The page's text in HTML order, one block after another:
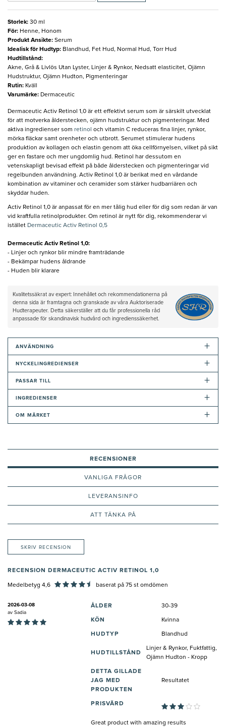
Storlek: 30 ml
För: Henne, Honom
Produkt Ansikte: Serum
Idealisk för Hudtyp: Blandhud, Fet Hud, Normal Hud, Torr Hud
Hudtillstånd:
Akne, Grå & Livlös Utan Lyster, Linjer & Rynkor, Nedsatt elasticitet, Ojämn
Hudstruktur, Ojämn Hudton, Pigmenteringar
Rutin: Kväll
Varumärke: Dermaceutic
Dermaceutic Activ Retinol 1,0 är ett effektivt serum som är särskilt utvecklat
för att motverka ålderstecken, ojämn hudstruktur och pigmenteringar. Med
aktiva ingredienser som retinol och vitamin C reduceras fina linjer, rynkor,
mörka fläckar samt orenheter och utbrott. Serumet stimulerar hudens
produktion av kollagen och elastin genom att öka cellförnyelsen, vilket på sikt
ger en fastare och mer ungdomlig hud. Retinol har dessutom en
vetenskapligt bevisad effekt på både ålderstecken och pigmenteringar vid
regelbunden användning. Activ Retinol 1,0 är berikat med en vårdande
kombination av vitaminer och ceramider som stärker hudbarriären och
skyddar huden.
Activ Retinol 1,0 är anpassat för en mer tålig hud eller för dig som redan är van
vid kraftfulla retinolprodukter. Om retinol är nytt för dig, rekommenderar vi
istället Dermaceutic Activ Retinol 0,5
Dermaceutic Activ Retinol 1,0:
- Linjer och rynkor blir mindre framträdande
- Bekämpar hudens åldrande
- Huden blir klarare
Kvalitetssäkrat av expert: Innehållet och rekommendationerna på
denna sida är framtagna och granskade av våra Auktoriserade
Hudterapeuter. Detta säkerställer att du får professionella råd
anpassade för skandinavisk hudvård och ingredienssäkerhet.
ANVÄNDNING +
NYCKELINGREDIENSER +
PASSAR TILL +
INGREDIENSER +
OM MÄRKET +
RECENSIONER
VANLIGA FRÅGOR
LEVERANSINFO
ATT TÄNKA PÅ
SKRIV RECENSION
RECENSION DERMACEUTIC ACTIV RETINOL 1,0
Medelbetyg 4,6 baserat på 75 st omdömen
2026-03-08
av Sadia
ÅLDER 30-39
KÖN Kvinna
HUDTYP Blandhud
HUDTILLSTÅND
Linjer & Rynkor, Fuktfattig,
Ojämn Hudton - Kropp
DETTA GILLADE
JAG MED
PRODUKTEN
Resultatet
PRISVÄRD
Great product with amazing results